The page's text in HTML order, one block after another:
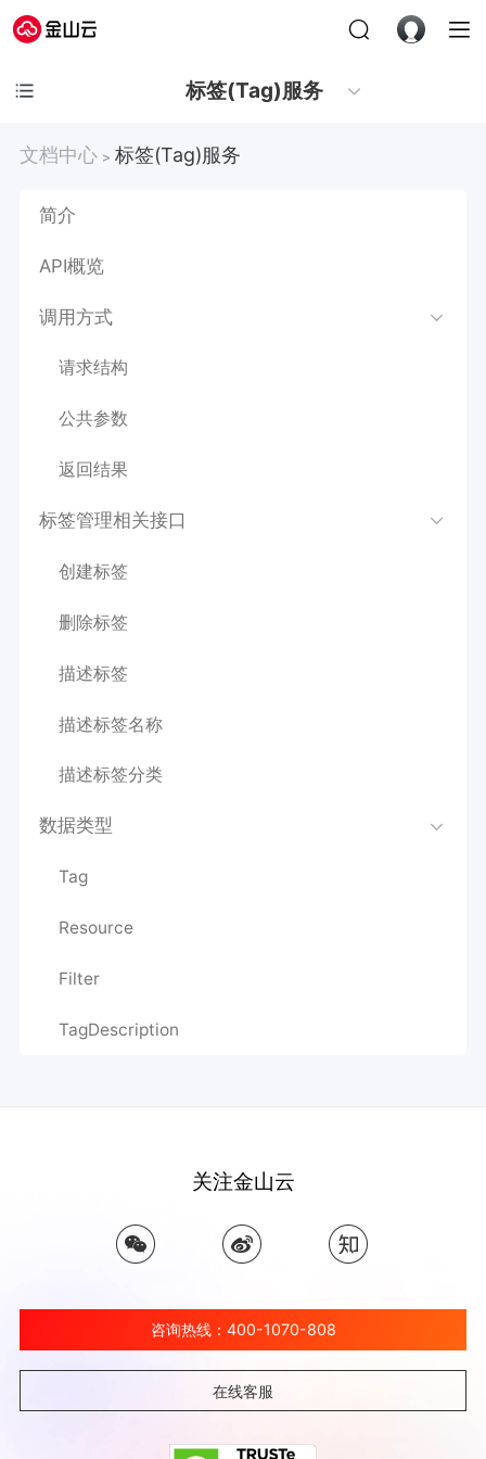
标签(Tag)服务
文档中心 > 标签(Tag)服务
简介
API概览
调用方式
请求结构
公共参数
返回结果
标签管理相关接口
创建标签
删除标签
描述标签
描述标签名称
描述标签分类
数据类型
Tag
Resource
Filter
TagDescription
关注金山云
咨询热线：400-1070-808
在线客服